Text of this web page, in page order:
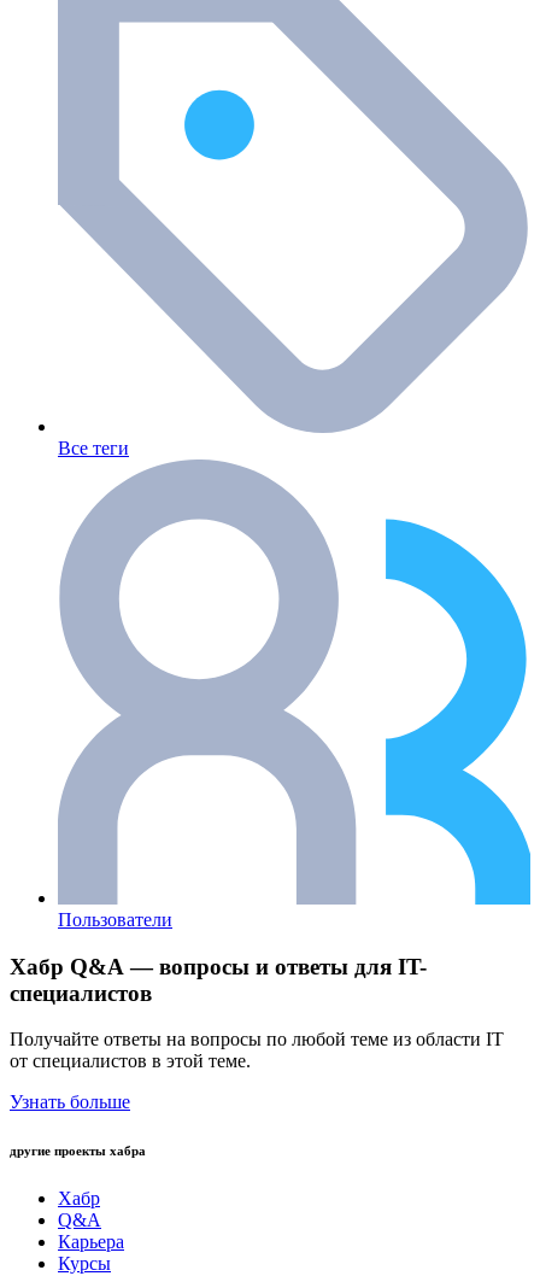
Все теги
Пользователи
Хабр Q&A — вопросы и ответы для IT-
специалистов
Получайте ответы на вопросы по любой теме из области IT
от специалистов в этой теме.
Узнать больше
другие проекты хабра
Хабр
Q&A
Карьера
Курсы